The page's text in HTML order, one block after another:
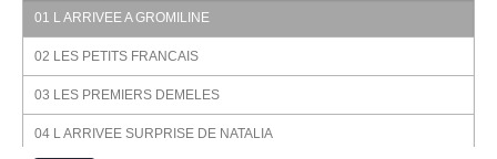
01 L ARRIVEE A GROMILINE
02 LES PETITS FRANCAIS
03 LES PREMIERS DEMELES
04 L ARRIVEE SURPRISE DE NATALIA